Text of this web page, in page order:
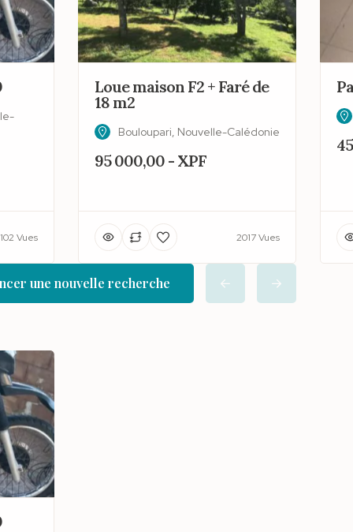
Vues
Loue maison F2 + Faré de
18 m2
Bouloupari, Nouvelle-Calédonie
95 000,00 - XPF
2017 Vues
une nouvelle recherche